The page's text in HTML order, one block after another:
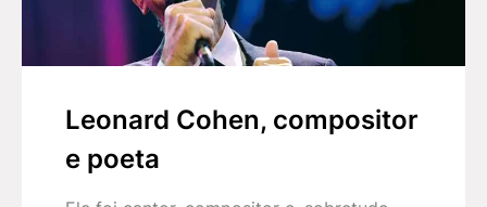
Leonard Cohen, compositor
e poeta